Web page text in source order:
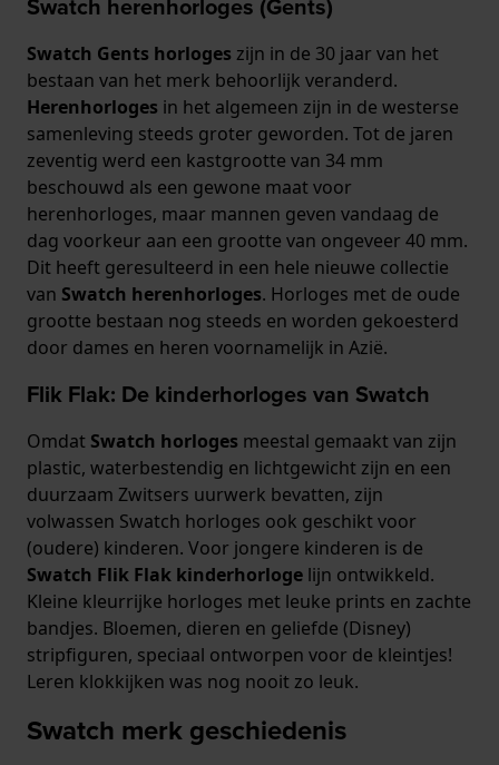
Swatch Gents horloges zijn in de 30 jaar van het
bestaan ​​van het merk behoorlijk veranderd.
Herenhorloges in het algemeen zijn in de westerse
samenleving steeds groter geworden. Tot de jaren
zeventig werd een kastgrootte van 34 mm
beschouwd als een gewone maat voor
herenhorloges, maar mannen geven vandaag de
dag voorkeur aan een grootte van ongeveer 40 mm.
Dit heeft geresulteerd in een hele nieuwe collectie
van Swatch herenhorloges. Horloges met de oude
grootte bestaan ​​nog steeds en worden gekoesterd
door dames en heren voornamelijk in Azië.
Flik Flak: De kinderhorloges van Swatch
Omdat Swatch horloges meestal gemaakt van zijn
plastic, waterbestendig en lichtgewicht zijn en een
duurzaam Zwitsers uurwerk bevatten, zijn
volwassen Swatch horloges ook geschikt voor
(oudere) kinderen. Voor jongere kinderen is de
Swatch Flik Flak kinderhorloge lijn ontwikkeld.
Kleine kleurrijke horloges met leuke prints en zachte
bandjes. Bloemen, dieren en geliefde (Disney)
stripfiguren, speciaal ontworpen voor de kleintjes!
Leren klokkijken was nog nooit zo leuk.
Swatch merk geschiedenis